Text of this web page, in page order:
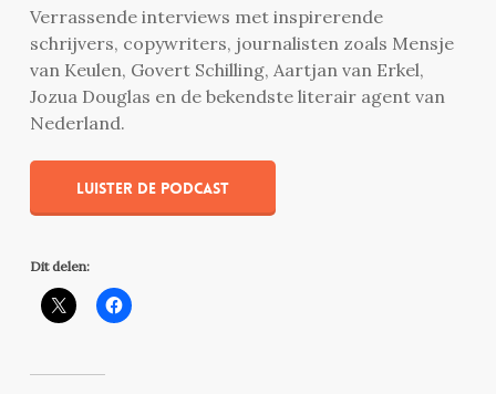
Verrassende interviews met inspirerende
schrijvers, copywriters, journalisten zoals Mensje
van Keulen, Govert Schilling, Aartjan van Erkel,
Jozua Douglas en de bekendste literair agent van
Nederland.
Luister de podcast
Dit delen: